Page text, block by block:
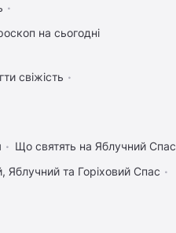
на сьогодні
свіжість
Що святять на Яблучний Спас
та Горіховий Спас